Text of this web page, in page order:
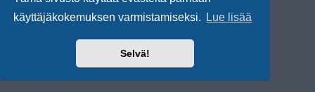
käyttäjäkokemuksen varmistamiseksi.
Lue lisää
Selvä!